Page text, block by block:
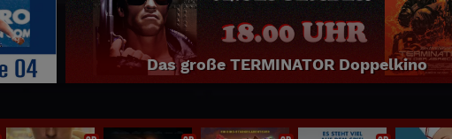
Das große TERMINATOR Doppelkino